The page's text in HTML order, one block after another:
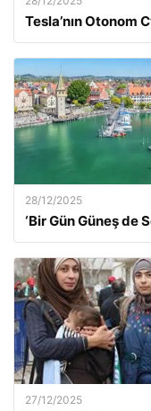
Tesla’nın Otonom
28/12/2025
‘Bir Gün Güneş de
27/12/2025